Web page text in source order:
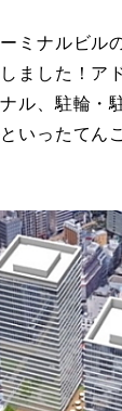
ミナルビル
ました！ア
ル、駐輪・
いったてん